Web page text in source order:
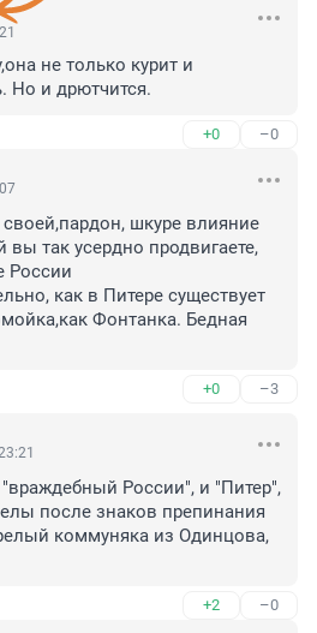
не только курит и
Но и дрютчится.
+0 –0
шкуре влияние
так усердно продвигаете,
России
как в Питере существует
Фонтанка. Бедная
+0 –3
России", и "Питер",
после знаков препинания
коммуняка из Одинцова,
+2 –0